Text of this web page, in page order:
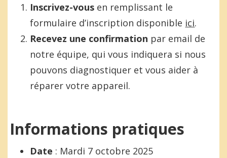
Inscrivez-vous en remplissant le
formulaire d’inscription disponible ici.
Recevez une confirmation par email de
notre équipe, qui vous indiquera si nous
pouvons diagnostiquer et vous aider à
réparer votre appareil.
Informations pratiques
Date : Mardi 7 octobre 2025